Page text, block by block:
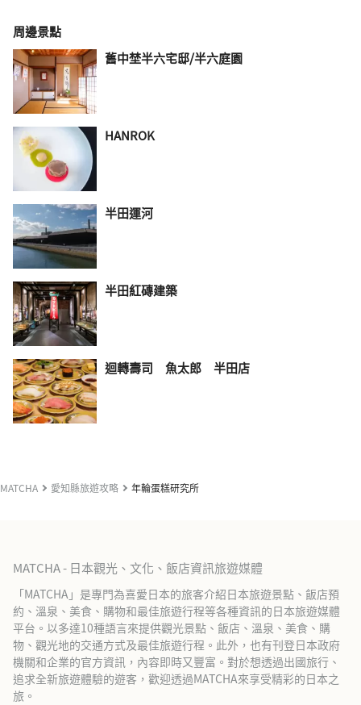
周邊景點
舊中埜半六宅邸/半六庭園
HANROK
半田運河
半田紅磚建築
迴轉壽司 魚太郎 半田店
MATCHA 愛知縣旅遊攻略 年輪蛋糕研究所
MATCHA - 日本觀光、文化、飯店資訊旅遊媒體
「MATCHA」是專門為喜愛日本的旅客介紹日本旅遊景點、飯店預
約、溫泉、美食、購物和最佳旅遊行程等各種資訊的日本旅遊媒體
平台。以多達10種語言來提供觀光景點、飯店、溫泉、美食、購
物、觀光地的交通方式及最佳旅遊行程。此外，也有刊登日本政府
機關和企業的官方資訊，內容即時又豐富。對於想透過出國旅行、
追求全新旅遊體驗的遊客，歡迎透過MATCHA來享受精彩的日本之
旅。